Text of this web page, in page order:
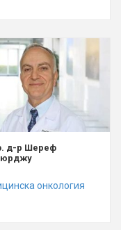
д-р Шереф
онкология